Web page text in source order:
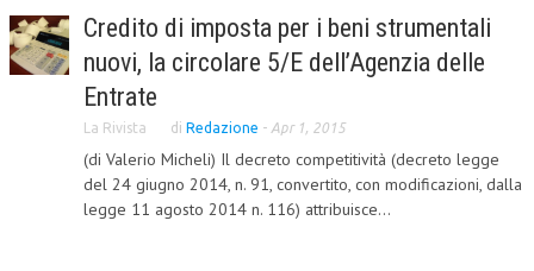
ALTA FORMAZIONE
CORSI CE.S.E.D.
ARCHIVIO CORSI 2015
DIVENTA SOCIO
BROCHURE CE.S.E.D.
Credito di imposta per i beni strumentali
nuovi, la circolare 5/E dell’Agenzia delle
Entrate
La Rivista di Redazione - Apr 1, 2015
(di Valerio Micheli) Il decreto competitività (decreto legge
del 24 giugno 2014, n. 91, convertito, con modificazioni, dalla
legge 11 agosto 2014 n. 116) attribuisce...